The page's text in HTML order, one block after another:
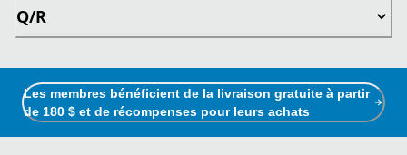
Q/R
Les membres bénéficient de la livraison gratuite à partir
de 180 $ et de récompenses pour leurs achats